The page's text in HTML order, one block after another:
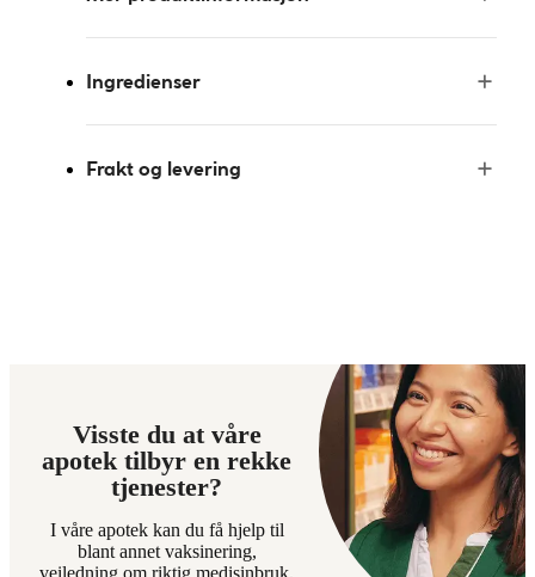
Ingredienser
Frakt og levering
Visste du at våre
apotek tilbyr en rekke
tjenester?
I våre apotek kan du få hjelp til
blant annet vaksinering,
veiledning om riktig medisinbruk,